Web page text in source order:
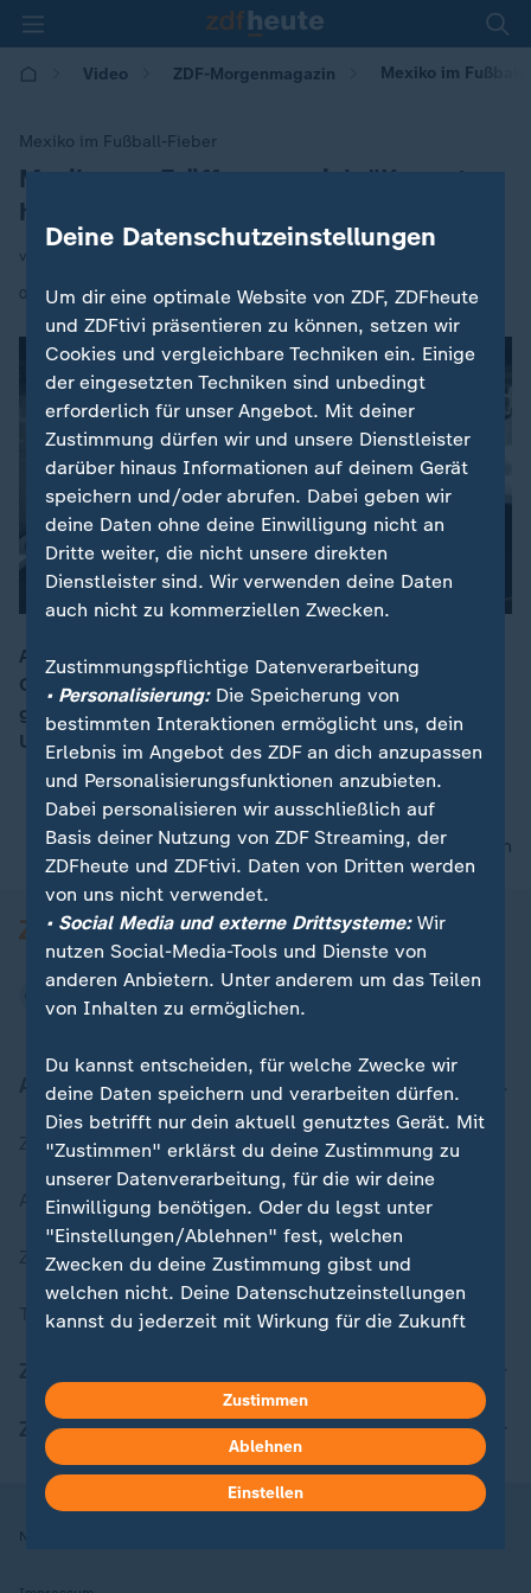
Video ZDF-Morgenmagazin Mexiko im
Mexiko im Fußball-Fieber
:Mexiko vor Eröffnungsspiel: "Kommt
hierher und fühlt die Magie"
von Christian Semm
09.06.2026 | 05:30 |
00:20
Anders als in den USA ist die Fußball-Euphorie im Co-
Gastgeberland Mexiko groß. In Mexiko-Stadt hat so
gut wie jedes Viertel einen eigenen Fußball-Platz.
Unterwegs mit mexikanischen Fußball-Fans.
nach oben
Aktuell bei ZDFheute
Zuletzt veröffentlicht
Aktuelle Sendungs-Videos
ZDFheute Stories
Themen im Überblick
ZDFheute Apps
Nutzungsbedingungen
Deine Datenschutzeinstellungen
Um dir eine optimale Website von ZDF, ZDFheute
und ZDFtivi präsentieren zu können, setzen wir
Cookies und vergleichbare Techniken ein. Einige
der eingesetzten Techniken sind unbedingt
erforderlich für unser Angebot. Mit deiner
Zustimmung dürfen wir und unsere Dienstleister
darüber hinaus Informationen auf deinem Gerät
speichern und/oder abrufen. Dabei geben wir
deine Daten ohne deine Einwilligung nicht an
Dritte weiter, die nicht unsere direkten
Dienstleister sind. Wir verwenden deine Daten
auch nicht zu kommerziellen Zwecken.
Zustimmungspflichtige Datenverarbeitung
• Personalisierung:Die Speicherung von
bestimmten Interaktionen ermöglicht uns, dein
Erlebnis im Angebot des ZDF an dich anzupassen
und Personalisierungsfunktionen anzubieten.
Dabei personalisieren wir ausschließlich auf
Basis deiner Nutzung von ZDF Streaming, der
ZDFheute und ZDFtivi. Daten von Dritten werden
von uns nicht verwendet.
• Social Media und externe Drittsysteme:Wir
nutzen Social-Media-Tools und Dienste von
anderen Anbietern. Unter anderem um das Teilen
von Inhalten zu ermöglichen.
Du kannst entscheiden, für welche Zwecke wir
deine Daten speichern und verarbeiten dürfen.
Dies betrifft nur dein aktuell genutztes Gerät. Mit
"Zustimmen" erklärst du deine Zustimmung zu
unserer Datenverarbeitung, für die wir deine
Einwilligung benötigen. Oder du legst unter
"Einstellungen/Ablehnen" fest, welchen
Zwecken du deine Zustimmung gibst und
welchen nicht. Deine Datenschutzeinstellungen
kannst du jederzeit mit Wirkung für die Zukunft
Hier findest du das Impressum.
Weitere Informationen findest du in unserer
Datenschutzerklärung.
Zustimmen
Ablehnen
Einstellen